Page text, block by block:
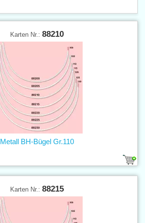
Karten Nr.: 88210
Metall BH-Bügel Gr.110
Karten Nr.: 88215